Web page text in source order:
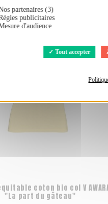
partenaires (3)
publicitaires
d'audience
Tout accepter
coton bio col V
"La part du gâteau"